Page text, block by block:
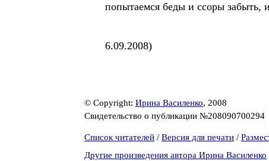
попытаемся беды и ссоры забыть,
6.09.2008)
© Copyright: Ирина Василенко, 2008
Свидетельство о публикации №208090700294
Список читателей / Версия для печати /
Другие произведения автора Ирина Василенко